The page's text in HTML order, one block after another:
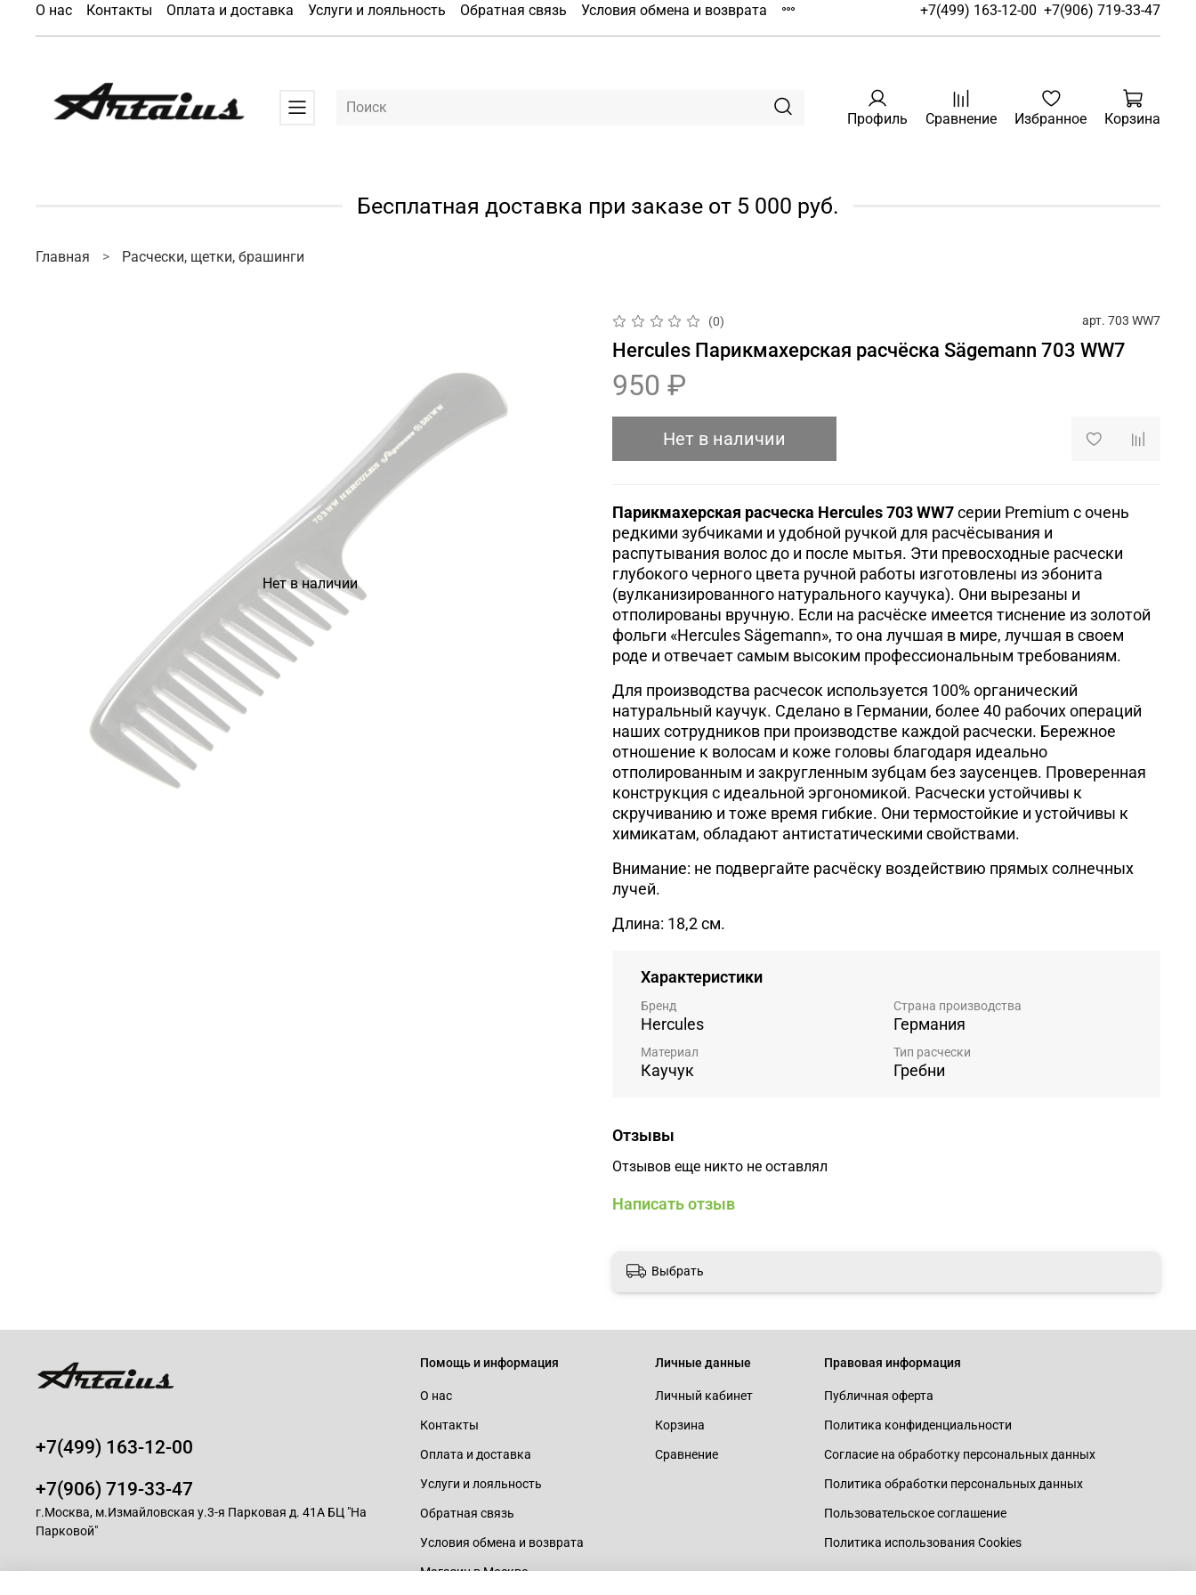
О нас Контакты Оплата и доставка Услуги и лояльность Обратная связь Условия обмена и возврата +7(499) 163-12-00 +7(906) 719-33-47
Профиль Сравнение Избранное Корзина
Бесплатная доставка при заказе от 5 000 руб.
Главная Расчески, щетки, брашинги
Нет в наличии
(0) арт. 703 WW7
Hercules Парикмахерская расчёска Sägemann 703 WW7
950 ₽
Нет в наличии
Парикмахерская расческа Hercules 703 WW7серии Premium с очень
редкими зубчиками и удобной ручкой для расчёсывания и
распутывания волос до и после мытья. Эти превосходные расчески
глубокого черного цвета ручной работы изготовлены из эбонита
(вулканизированного натурального каучука). Они вырезаны и
отполированы вручную. Если на расчёске имеется тиснение из золотой
фольги «Hercules Sägemann», то она лучшая в мире, лучшая в своем
роде и отвечает самым высоким профессиональным требованиям.
Для производства расчесок используется 100% органический
натуральный каучук. Сделано в Германии, более 40 рабочих операций
наших сотрудников при производстве каждой расчески. Бережное
отношение к волосам и коже головы благодаря идеально
отполированным и закругленным зубцам без заусенцев. Проверенная
конструкция с идеальной эргономикой. Расчески устойчивы к
скручиванию и тоже время гибкие. Они термостойкие и устойчивы к
химикатам, обладают антистатическими свойствами.
Внимание: не подвергайте расчёску воздействию прямых солнечных
лучей.
Длина: 18,2 см.
Характеристики
Бренд
Hercules
Страна производства
Германия
Материал
Каучук
Тип расчески
Гребни
Отзывы
Отзывов еще никто не оставлял
Написать отзыв
Выбрать
Помощь и информация
О нас
Контакты
Оплата и доставка
Услуги и лояльность
Обратная связь
Условия обмена и возврата
Магазин в Москве
Личные данные
Личный кабинет
Корзина
Сравнение
Правовая информация
Публичная оферта
Политика конфиденциальности
Согласие на обработку персональных данных
Политика обработки персональных данных
Пользовательское соглашение
Политика использования Cookies
+7(499) 163-12-00
+7(906) 719-33-47
г.Москва, м.Измайловская у.3-я Парковая д. 41А БЦ "На
Парковой"